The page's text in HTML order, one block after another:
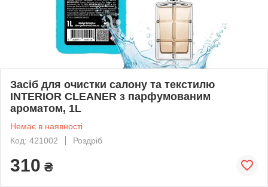
Засіб для очистки салону та текстилю
INTERIOR CLEANER з парфумованим
ароматом, 1L
Немає в наявності
Код: 421002
Роздріб
310 ₴